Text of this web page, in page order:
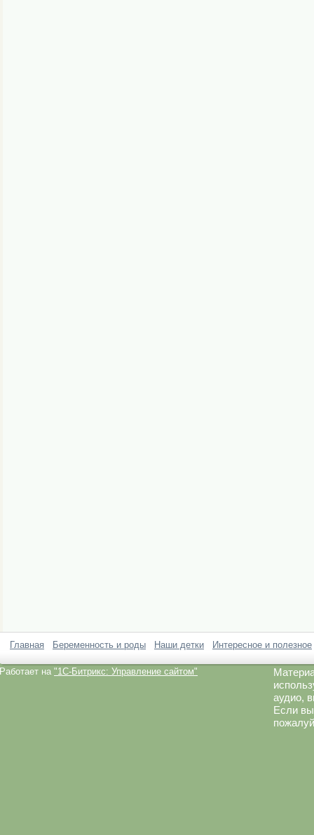
Главная Беременность и роды Наши детки Интересное и полезное
Работает на "1C-Битрикс: Управление сайтом"
аудио,
Если вы